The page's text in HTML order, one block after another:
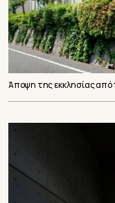
Άποψη της εκκλησίας